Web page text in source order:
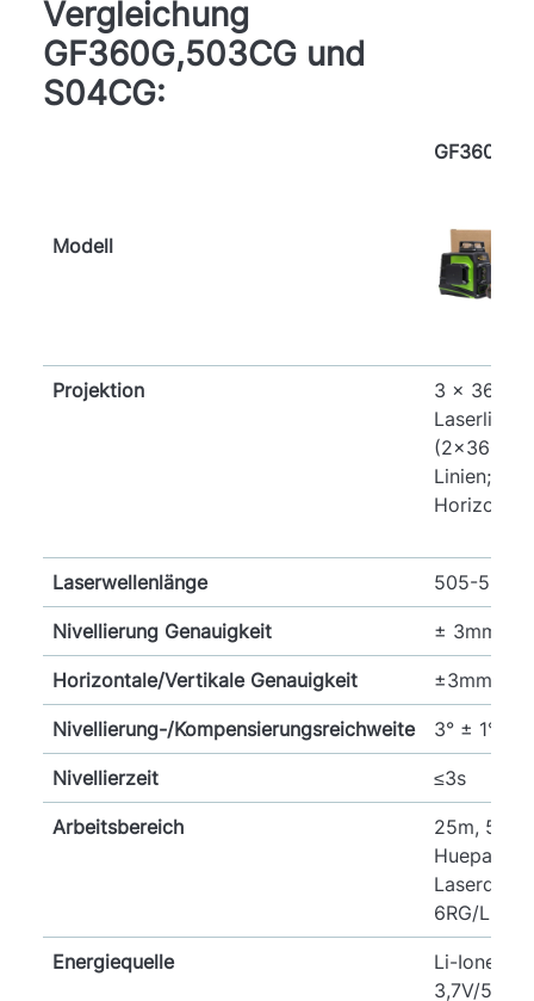
Vergleichung
GF360G,503CG und
S04CG:
Modell
GF360G
Projektion
3 x 360°
Laserlinien
(2x360°
Linien;
Laserwellenlänge 505-
Nivellierung Genauigkeit ± 3mm
Horizontale/Vertikale Genauigkeit ±3mm bei
Nivellierung-/Kompensierungsreichweite 3° ± 1°
Nivellierzeit ≤3s
Arbeitsbereich
25m, 50-
Huepar
6RG/LR-
Energiequelle
Li-Ionen-
3,7V/5200